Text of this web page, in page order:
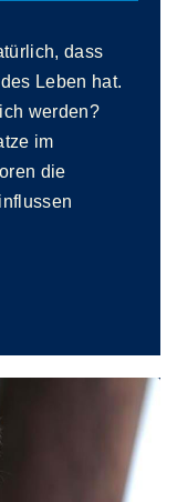
dass
Leben hat.
werden?
im
die